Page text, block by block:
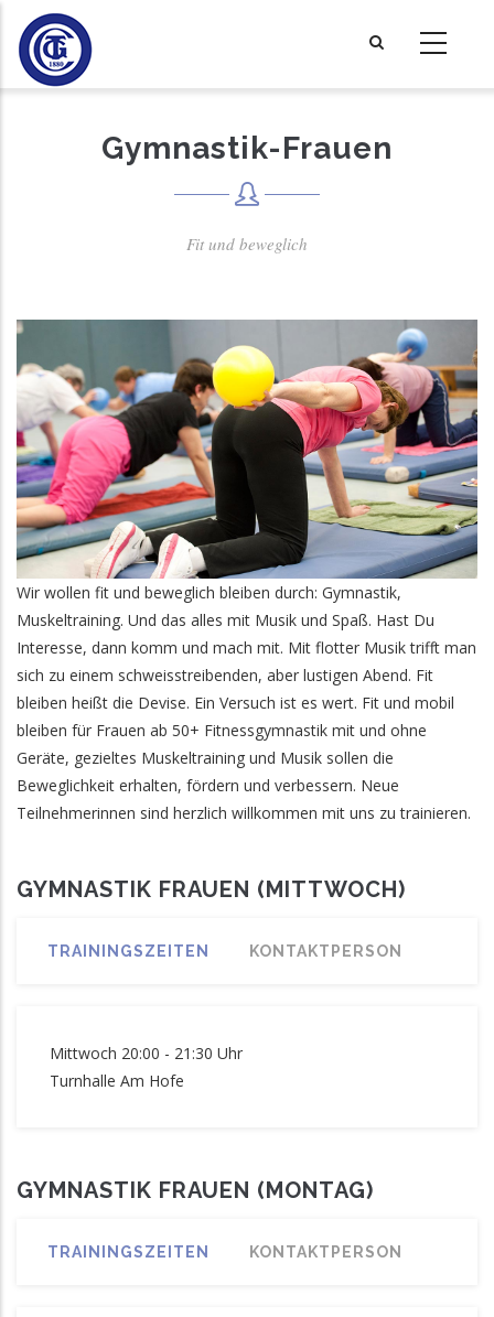
Direkt
zum
Inhalt
Gymnastik-Frauen
Fit und beweglich
Wir wollen fit und beweglich bleiben durch: Gymnastik,
Muskeltraining. Und das alles mit Musik und Spaß. Hast Du
Interesse, dann komm und mach mit. Mit flotter Musik trifft man
sich zu einem schweisstreibenden, aber lustigen Abend. Fit
bleiben heißt die Devise. Ein Versuch ist es wert. Fit und mobil
bleiben für Frauen ab 50+ Fitnessgymnastik mit und ohne
Geräte, gezieltes Muskeltraining und Musik sollen die
Beweglichkeit erhalten, fördern und verbessern. Neue
Teilnehmerinnen sind herzlich willkommen mit uns zu trainieren.
GYMNASTIK FRAUEN (MITTWOCH)
TRAININGSZEITEN KONTAKTPERSON
Mittwoch 20:00 - 21:30 Uhr
Turnhalle Am Hofe
GYMNASTIK FRAUEN (MONTAG)
TRAININGSZEITEN KONTAKTPERSON